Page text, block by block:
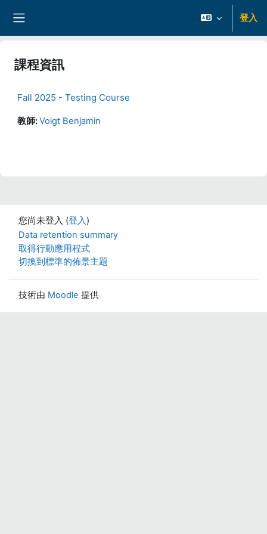
登入
課程資訊
Fall 2025 - Testing Course
教師:Voigt Benjamin
您尚未登入 (登入)
Data retention summary
取得行動應用程式
切換到標準的佈景主題
技術由 Moodle 提供